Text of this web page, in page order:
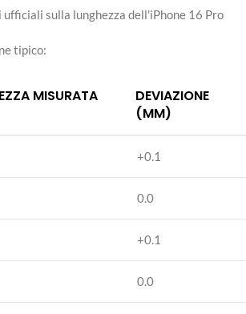
sulla lunghezza dell'iPhone 16 Pro
tipico:
MISURATA
DEVIAZIONE
(MM)
+0.1
0.0
+0.1
0.0